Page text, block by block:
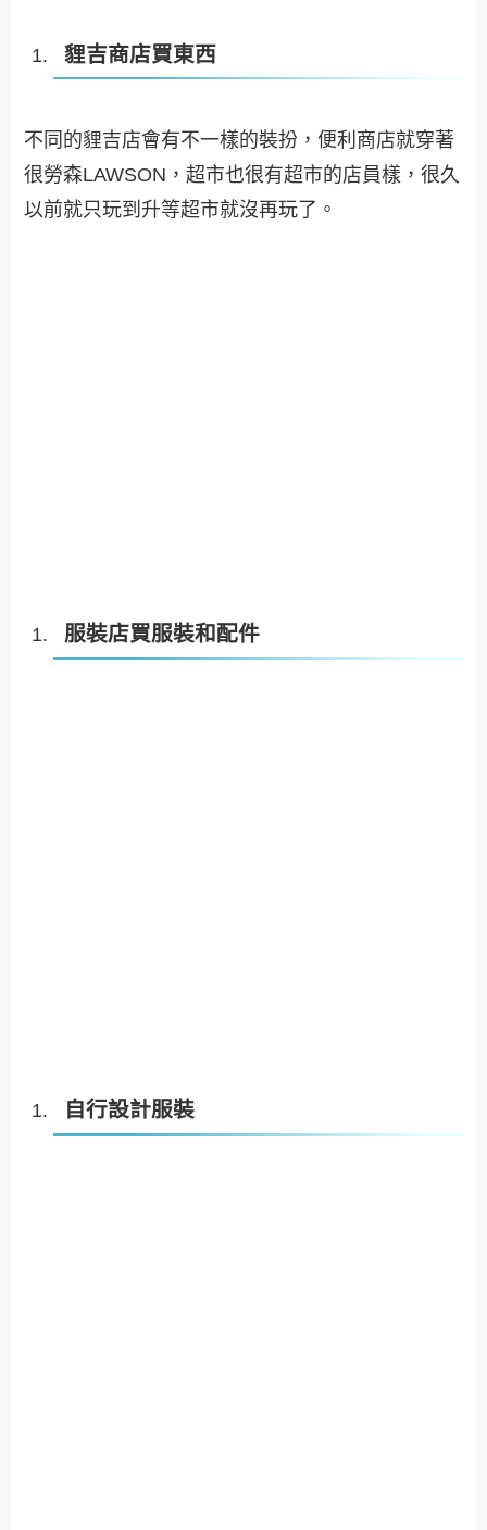
貍吉商店買東西
不同的貍吉店會有不一樣的裝扮，便利商店就穿著
很勞森LAWSON，超市也很有超市的店員樣，很久
以前就只玩到升等超市就沒再玩了。
服裝店買服裝和配件
自行設計服裝